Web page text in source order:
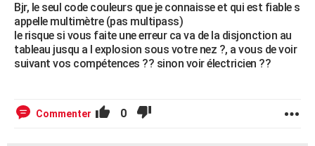
Bjr, le seul code couleurs que je connaisse et qui est fiable s
appelle multimètre (pas multipass)
le risque si vous faite une erreur ca va de la disjonction au
tableau jusqu a l explosion sous votre nez ?, a vous de voir
suivant vos compétences ?? sinon voir électricien ??
Commenter 0